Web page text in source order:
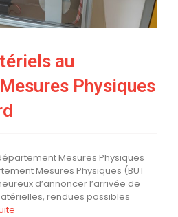
au
Physiques
Mesures Physiques
Mesures Physiques (BUT
d’annoncer l’arrivée de
rendues possibles